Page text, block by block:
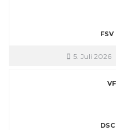
5. Juli 2026